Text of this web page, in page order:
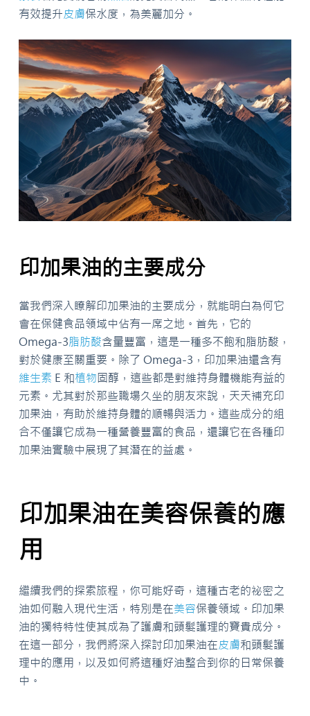
有效提升皮膚保水度，為美麗加分。
印加果油的主要成分
當我們深入瞭解印加果油的主要成分，就能明白為何它
會在保健食品領域中佔有一席之地。首先，它的
Omega-3脂肪酸含量豐富，這是一種多不飽和脂肪酸，
對於健康至關重要。除了 Omega-3，印加果油還含有
維生素 E 和植物固醇，這些都是對維持身體機能有益的
元素。尤其對於那些職場久坐的朋友來說，天天補充印
加果油，有助於維持身體的順暢與活力。這些成分的組
合不僅讓它成為一種營養豐富的食品，還讓它在各種印
加果油實驗中展現了其潛在的益處。
印加果油在美容保養的應
用
繼續我們的探索旅程，你可能好奇，這種古老的祕密之
油如何融入現代生活，特別是在美容保養領域。印加果
油的獨特特性使其成為了護膚和頭髮護理的寶貴成分。
在這一部分，我們將深入探討印加果油在皮膚和頭髮護
理中的應用，以及如何將這種好油整合到你的日常保養
中。